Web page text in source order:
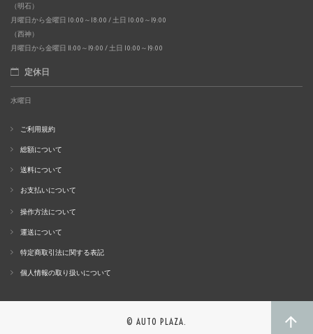
（明石）
月曜日から金曜日 10:00～18:00 / 土日 10:00～19:00
（西神）
月曜日から金曜日 11:00～19:00 / 土日 10:00～19:00
定休日
水曜日
ご利用規約
総額について
送料について
お支払いについて
操作方法について
運送について
特定商取引法に関する表記
個人情報の取り扱いについて
© AUTO PLAZA.